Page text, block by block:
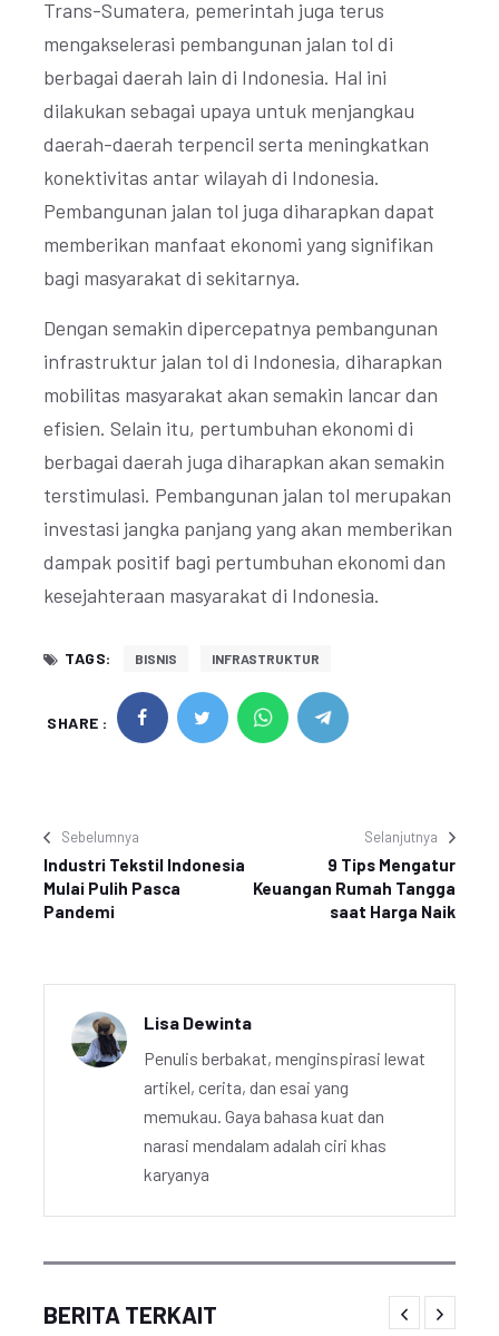
Trans-Sumatera, pemerintah juga terus
mengakselerasi pembangunan jalan tol di
berbagai daerah lain di Indonesia. Hal ini
dilakukan sebagai upaya untuk menjangkau
daerah-daerah terpencil serta meningkatkan
konektivitas antar wilayah di Indonesia.
Pembangunan jalan tol juga diharapkan dapat
memberikan manfaat ekonomi yang signifikan
bagi masyarakat di sekitarnya.
Dengan semakin dipercepatnya pembangunan
infrastruktur jalan tol di Indonesia, diharapkan
mobilitas masyarakat akan semakin lancar dan
efisien. Selain itu, pertumbuhan ekonomi di
berbagai daerah juga diharapkan akan semakin
terstimulasi. Pembangunan jalan tol merupakan
investasi jangka panjang yang akan memberikan
dampak positif bagi pertumbuhan ekonomi dan
kesejahteraan masyarakat di Indonesia.
TAGS: BISNIS INFRASTRUKTUR
SHARE :
Sebelumnya
Industri Tekstil Indonesia
Mulai Pulih Pasca
Pandemi
Selanjutnya
9 Tips Mengatur
Keuangan Rumah Tangga
saat Harga Naik
Lisa Dewinta
Penulis berbakat, menginspirasi lewat
artikel, cerita, dan esai yang
memukau. Gaya bahasa kuat dan
narasi mendalam adalah ciri khas
karyanya
BERITA TERKAIT